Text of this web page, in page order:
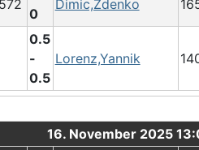
0
Dimic,Zdenko
0.5
-
0.5
Lorenz,Yannik
16. November 2025